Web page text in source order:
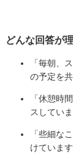
どんな回答が
「毎朝、
の予定を
「休憩時
スしていま
「些細な
けています